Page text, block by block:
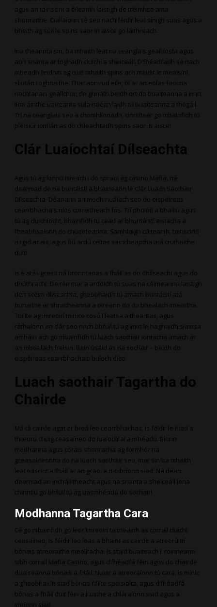
agus an tairiscint a éileamh laistigh de tréimhse ama
shonraithe. Ciallaíonn sé seo nach féidir leat sínigh suas agus a
bheith ag súil le spins saor in aisce go láithreach.
Ina theannta sin, ba mhaith leat na ceanglais geall íosta agus
aon srianta ar toghadh cluichí a sheiceáil. D’fhéadfadh sé nach
mbeadh feidhm ag cuid mhaith spins ach maidir le meaisíní
sliotán roghnaithe. Thar aon rud eile, bí ar an eolas faoi na
riachtanais geallchur; de ghnáth beidh ort do buaiteanna a imirt
líon áirithe uaireanta sula ndéanfaidh tú buaiteanna a thógáil.
Trí na ceanglais seo a chomhlíonadh, cinntítear go mbainfidh tú
pléisiúr iomlán as do chleachtadh spins saor in aisce!
Clár Luaíochtaí Dílseachta
Agus tú ag lonnú isteach i do spraoi ag casino Mafia, ná
dearmad de na buntáistí a bhaineann le Clár Luach Saothair
Dílseachta. Déanann an modh nuálach seo do eispéireas
cearrbhachais níos corraitheach fós. Trí phointí a bhailiú agus
tú ag cluichíocht, bhainfidh tú cead ar bhuntáistí eisiacha a
fheabhsaíonn do chuairteanna. Samhlaigh cúiteamh, tairiscintí
airgid ar ais, agus fiú ardú céime saincheaptha atá cruthaithe
duit!
Is é atá i gceist ná bronntanas a fháil as do dhílseacht agus do
dhúthracht. De réir mar a ardóidh tú suas na céimeanna laistigh
den scéim dílseachta, gheobhaidh tú amach buntáistí atá
bunaithe ar shraitheanna a oireann do do bhealach imeartha.
Tuillte ag imreoirí minice cosúil leatsa aitheantas, agus
ráthaíonn an clár seo nach bhfuil tú ag imirt le haghaidh siamsa
amháin ach go mbainfidh tú luach saothair iontacha amach ar
an mbealach freisin. Bain úsáid as na sochair – beidh do
eispéireas cearrbhachais buíoch díot!
Luach saothair Tagartha do
Chairde
Má tá cairde agat ar breá leo cearrbhachas, is féidir le hiad a
threorú chuig ceasaíneo do luaíochtaí a mhéadú. Bíonn
modhanna agus córais shonracha ag formhór na
gceasaíneonna do na luach saothair seo, mar sin ba mhaith
leat tuiscint a fháil ar an gcaoi a n-oibríonn siad. Ná déan
dearmad an incháilitheacht agus na srianta a sheiceáil lena
chinntiú go bhfuil tú ag uasmhéadú do sochair!
Modhanna Tagartha Cara
Cé go mbainfidh go leor imreoirí taitneamh as corraíl cluichí
ceasaíneo, is féidir leo leas a bhaint as cairde a atreorú trí
bónais atreoraithe mealltacha. Is staid buaiteach í: roinneann
sibh corraíl Mafia Casino, agus d’fhéadfá féin agus do chairde
duaiseanna bónais a fháil. Nuair a atreoraíonn tú cara, is minic
a gheobhaidh siad bónas fáilte speisialta, agus d’fhéadfá
bónas a fháil duit féin a luaithe a chláraíonn siad agus a
imríonn siad.